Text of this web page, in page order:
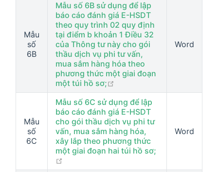
Mẫu
số
6B
Mẫu số 6B sử dụng để lập
báo cáo đánh giá E-HSDT
theo quy trình 02 quy định
tại điểm b khoản 1 Điều 32
của Thông tư này cho gói
thầu dịch vụ phi tư vấn,
mua sắm hàng hóa theo
phương thức một giai đoạn
một túi hồ sơ;
Word
Mẫu
số
6C
Mẫu số 6C sử dụng để lập
báo cáo đánh giá E-HSDT
cho gói thầu dịch vụ phi tư
vấn, mua sắm hàng hóa,
xây lắp theo phương thức
một giai đoạn hai túi hồ sơ;
Word